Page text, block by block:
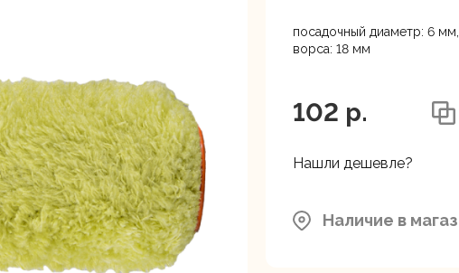
шуруповерты
для
Краскопульты
посадочный диаметр: 6
ворса: 18 мм
102 p.
Нашли дешевле?
Наличие в
Астрахань, ул. Рыбинская